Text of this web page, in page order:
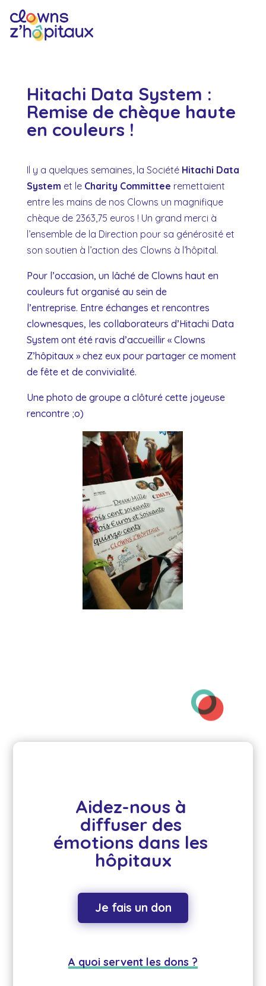
Hitachi Data System :
Remise de chèque haute
en couleurs !
Il y a quelques semaines, la Société Hitachi Data
System et le Charity Committee remettaient
entre les mains de nos Clowns un magnifique
chèque de 2363,75 euros ! Un grand merci à
l’ensemble de la Direction pour sa générosité et
son soutien à l’action des Clowns à l’hôpital.
Pour l’occasion, un lâché de Clowns haut en
couleurs fut organisé au sein de
l’entreprise. Entre échanges et rencontres
clownesques, les collaborateurs d’Hitachi Data
System ont été ravis d’accueillir « Clowns
Z’hôpitaux » chez eux pour partager ce moment
de fête et de convivialité.
Une photo de groupe a clôturé cette joyeuse
rencontre ;o)
Aidez-nous à
diffuser des
émotions dans les
hôpitaux
Je fais un don
A quoi servent les dons ?